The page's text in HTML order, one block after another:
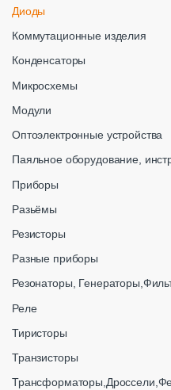
Диоды
Коммутационные изделия
Конденсаторы
Микросхемы
Модули
Оптоэлектронные устройства
Паяльное оборудование,
Приборы
Разьёмы
Резисторы
Разные приборы
Резонаторы,
Реле
Тиристоры
Транзисторы